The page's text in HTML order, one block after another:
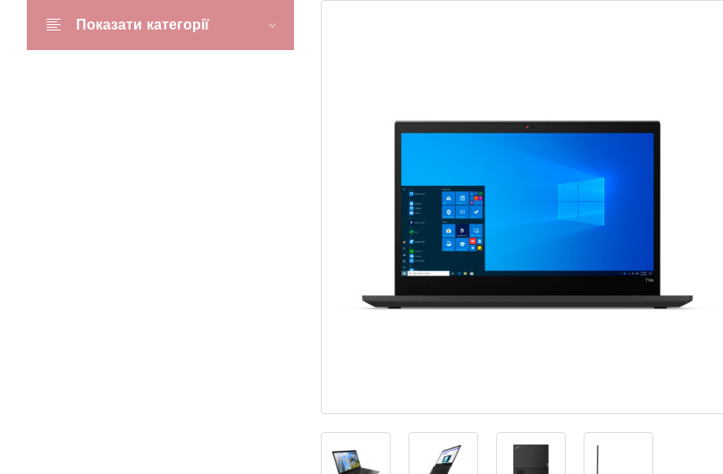
Показати категорії